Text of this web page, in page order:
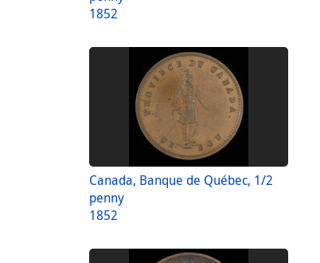
1852
Canada, Banque de Québec, 1/2
penny
1852